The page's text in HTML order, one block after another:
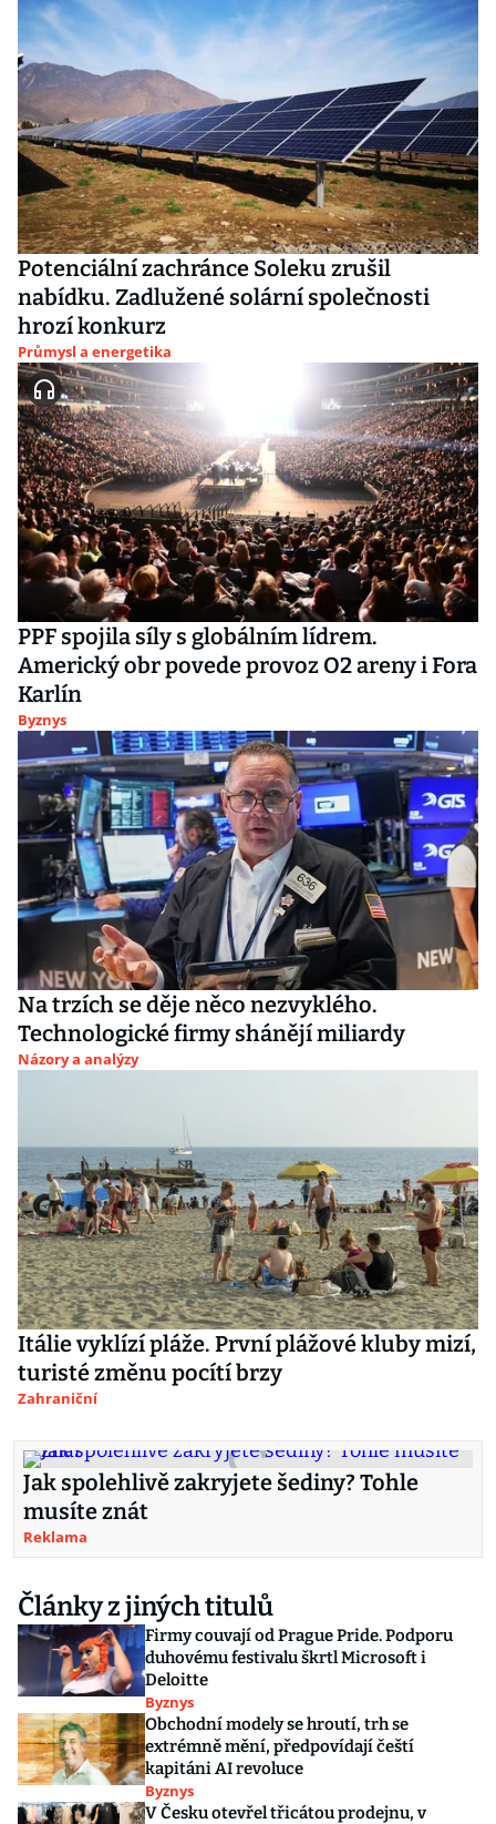
Potenciální zachránce Soleku zrušil
nabídku. Zadlužené solární společnosti
hrozí konkurz
Průmysl a energetika
PPF spojila síly s globálním lídrem.
Americký obr povede provoz O2 areny i Fora
Karlín
Byznys
Na trzích se děje něco nezvyklého.
Technologické firmy shánějí miliardy
Názory a analýzy
Itálie vyklízí pláže. První plážové kluby mizí,
turisté změnu pocítí brzy
Zahraniční
Jak spolehlivě zakryjete šediny? Tohle
musíte znát
Reklama
Články z jiných titulů
Firmy couvají od Prague Pride. Podporu
duhovému festivalu škrtl Microsoft i
Deloitte
Byznys
Obchodní modely se hroutí, trh se
extrémně mění, předpovídají čeští
kapitáni AI revoluce
Byznys
V Česku otevřel třicátou prodejnu, v